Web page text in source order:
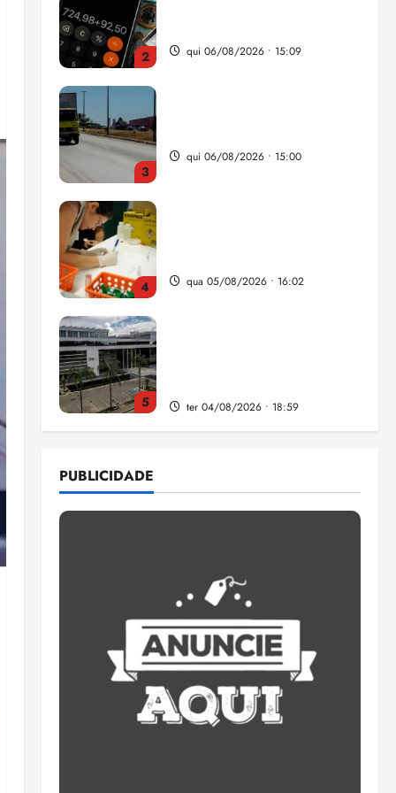
2 qui 06/08/2026 • 15:09
3
qui 06/08/2026 • 15:00
4 qua 05/08/2026 • 16:02
5 ter 04/08/2026 • 18:59
participação
qui 06/08/2026 • 15:18
2
da renda é comprometida
com dívidas
qui 06/08/2026 • 15:09
Entenda o que muda com a
nova Lei do Frete
qui 06/08/2026 • 15:00
PUBLICIDADE